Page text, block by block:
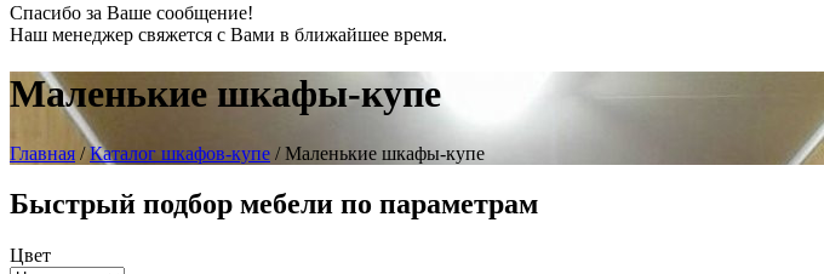
Спасибо за Ваше сообщение!
Наш менеджер свяжется с Вами в ближайшее время.
Маленькие шкафы-купе
Главная /Каталог шкафов-купе / Маленькие шкафы-купе
Быстрый подбор мебели по параметрам
Цвет